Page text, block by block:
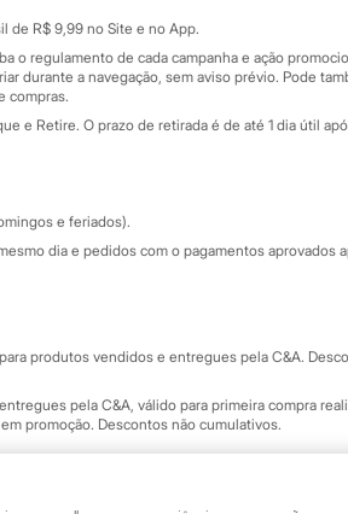
de R$ 9,99 no Site e no App.
o regulamento de cada campanha e ação
durante a navegação, sem aviso prévio. Pode
compras.
e Retire. O prazo de retirada é de até 1 dia útil
e feriados).
dia e pedidos com o pagamentos
produtos vendidos e entregues pela C&A.
pela C&A, válido para primeira compra
promoção. Descontos não cumulativos.